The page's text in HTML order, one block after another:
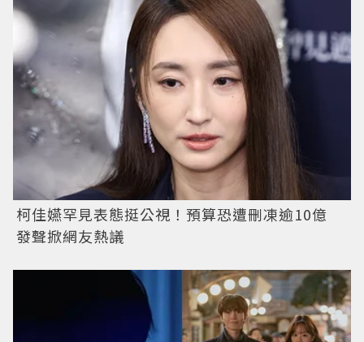
柯佳嬿罕見表態挺公視！預算恐遭刪凍逾10億
發聲掀網友熱議